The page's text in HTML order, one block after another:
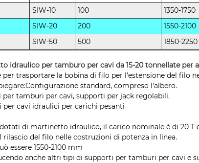
SIW-10 100 1350-1750
SIW-20 200 1550-2100
SIW-50 500 1850-2250
idraulico per tamburo per cavi da 15-20 tonnellate per
per trasportare la bobina di filo per l'estensione del filo
standard, compreso l'albero.
per tamburi per cavi, supporti per jack regolabili.
per cavi idraulici per carichi pesanti
di martinetto idraulico, il carico nominale è di 20 T
rilascio del filo nelle costruzioni di potenza in linea.
essere 1550-2100 mm
anche altri tipi di supporti per tamburi per cavi e